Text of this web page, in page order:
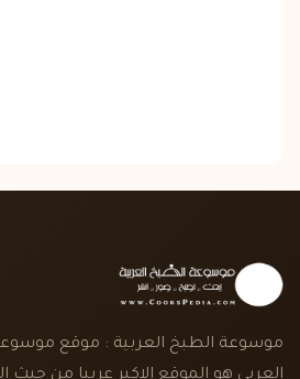
موسوعة الطبخ العربية : موقع
العربي هو الموقع الاكبر عربيا من حيث